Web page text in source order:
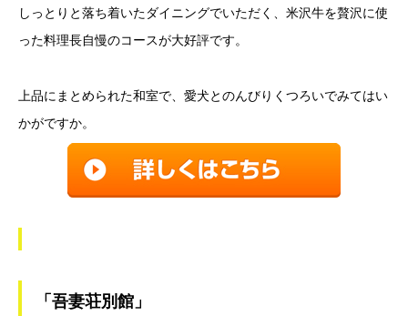
しっとりと落ち着いたダイニングでいただく、米沢牛を贅沢に使
った料理長自慢のコースが大好評です。
上品にまとめられた和室で、愛犬とのんびりくつろいでみてはい
かがですか。
「吾妻荘別館」